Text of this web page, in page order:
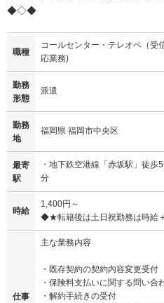
◆◇◆
職種
コールセンター・テレオペ（受
応業務)
勤務
形態
派遣
勤務
地
福岡県 福岡市中央区
最寄
駅
・地下鉄空港線「赤坂駅」徒
分
時給
1,400円～
◆★転籍後は土日祝勤務は時給
仕事
主な業務内容
・既存契約の契約内容変更受付
・保険料支払いに関する問い合
・解約手続きの受付